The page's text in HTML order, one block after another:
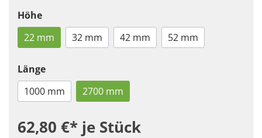
Höhe
22 mm
32 mm 42 mm 52 mm
Länge
1000 mm
2700 mm
62,80 €* je Stück